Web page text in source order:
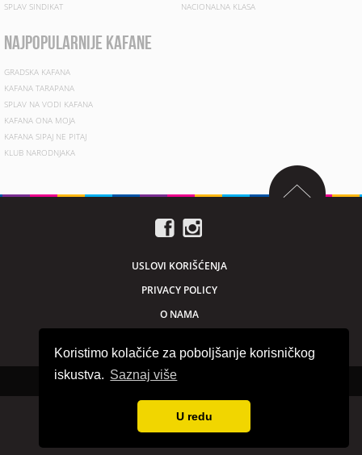
Koristimo kolačiće za poboljšanje korisničkog
iskustva. Saznaj više
U redu
SPLAV SINDIKAT
NACIONALNA KLASA
najpopularnije kafane
GRADSKA KAFANA
KAFANA TARAPANA
SPLAV NA VODI KAFANA
KAFANA ONA MOJA
KAFANA SIPAJ NE PITAJ
KLUB NARODNJAKA
USLOVI KORIŠĆENJA
PRIVACY POLICY
O NAMA
Sva prava zadržana © 2026. beogradnocu.com